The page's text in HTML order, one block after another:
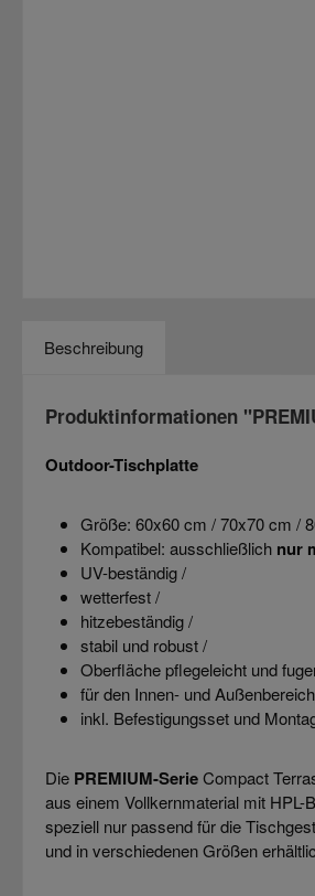
Beschreibung
Produktinformationen
Outdoor-Tischplatte
Größe: 60x60 cm / 70x70 cm /
Kompatibel: ausschließlich nur
UV-beständig /
wetterfest /
hitzebeständig /
stabil und robust /
Oberfläche pflegeleicht und
für den Innen- und
inkl. Befestigungsset und
Die PREMIUM-SerieCompact
aus einem Vollkernmaterial mit
speziell nur passend für die
und in verschiedenen Größen